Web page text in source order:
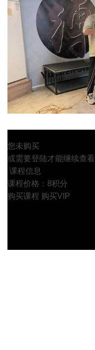
您未购买
或需要登陆才能继续查看
课程信息
课程价格：8积分
购买课程 购买VIP